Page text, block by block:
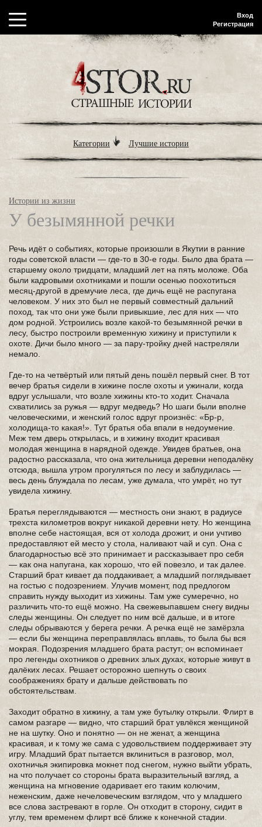
Вход
Регистрация
Категории Лучшие истории
Истории из жизни
У безымянной речки
Речь идёт о событиях, которые произошли в Якутии в ранние
годы советской власти — где-то в 30-е годы. Было два брата —
старшему около тридцати, младший лет на пять моложе. Оба
были кадровыми охотниками и пошли осенью поохотиться
месяц-другой в дремучие леса, где дичь ещё не распугана
человеком. У них это был не первый совместный дальний
поход, так что они уже были привыкшие, лес для них — что
дом родной. Устроились возле какой-то безымянной речки в
лесу, быстро построили временную хижину и приступили к
охоте. Дичи было много — за пару-тройку дней настреляли
немало.
Где-то на четвёртый или пятый день пошёл первый снег. В тот
вечер братья сидели в хижине после охоты и ужинали, когда
вдруг услышали, что возле хижины кто-то ходит. Сначала
схватились за ружья — вдруг медведь? Но шаги были вполне
человеческими, и женский голос вдруг произнёс: «Бр-р,
холодища-то какая!». Тут братья оба впали в недоумение.
Меж тем дверь открылась, и в хижину входит красивая
молодая женщина в нарядной одежде. Увидев братьев, она
радостно рассказала, что она жительница деревни неподалёку
отсюда, вышла утром прогуляться по лесу и заблудилась —
весь день блуждала по лесам, уже думала, что умрёт, но тут
увидела хижину.
Братья переглядываются — местность они знают, в радиусе
трехста километров вокруг никакой деревни нету. Но женщина
вполне себе настоящая, вся от холода дрожит, и они учтиво
предоставляют ей место у стола, наливают чай и суп. Она с
благодарностью всё это принимает и рассказывает про себя
— как она напугана, как хорошо, что ей повезло, и так далее.
Старший брат кивает да поддакивает, а младший поглядывает
на гостью с подозрением. Улучив момент, под предлогом
справить нужду выходит из хижины. Там уже сумеречно, но
различить что-то ещё можно. На свежевыпавшем снегу видны
следы женщины. Он следует по ним всё дальше, и в итоге
следы обрываются у берега речки. А речка ещё не замёрзла
— если бы женщина переправлялась вплавь, то была бы вся
мокрая. Подозрения младшего брата растут; он вспоминает
про легенды охотников о древних злых духах, которые живут в
далёких лесах. Решает осторожно шепнуть о своих
соображениях брату и дальше действовать по
обстоятельствам.
Заходит обратно в хижину, а там уже бутылку открыли. Флирт в
самом разгаре — видно, что старший брат увлёкся женщиной
не на шутку. Оно и понятно — он не женат, а женщина
красивая, и к тому же сама с удовольствием поддерживает эту
игру. Младший брат пытается вклиниться в разговор, мол,
охотничья экипировка мокнет под снегом, нужно выйти убрать,
на что получает со стороны брата выразительный взгляд, а
женщина на мгновение одаривает его таким колючим,
неженским, даже нечеловеческим взглядом, что у младшего
все слова застревают в горле. Он отходит в сторону, сидит в
углу, тем временем флирт всё ближе к конечной стадии.